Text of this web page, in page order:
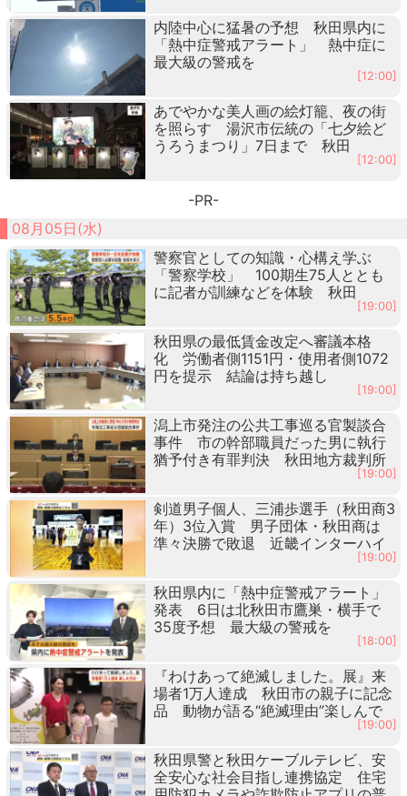
内陸中心に猛暑の予想 秋田県内に
「熱中症警戒アラート」 熱中症に
最大級の警戒を
[12:00]
あでやかな美人画の絵灯籠、夜の街
を照らす 湯沢市伝統の「七夕絵ど
うろうまつり」7日まで 秋田
[12:00]
-PR-
08月05日(水)
警察官としての知識・心構え学ぶ
「警察学校」 100期生75人ととも
に記者が訓練などを体験 秋田
[19:00]
秋田県の最低賃金改定へ審議本格
化 労働者側1151円・使用者側1072
円を提示 結論は持ち越し
[19:00]
潟上市発注の公共工事巡る官製談合
事件 市の幹部職員だった男に執行
猶予付き有罪判決 秋田地方裁判所
[19:00]
剣道男子個人、三浦歩選手（秋田商3
年）3位入賞 男子団体・秋田商は
準々決勝で敗退 近畿インターハイ
[19:00]
秋田県内に「熱中症警戒アラート」
発表 6日は北秋田市鷹巣・横手で
35度予想 最大級の警戒を
[18:00]
『わけあって絶滅しました。展』来
場者1万人達成 秋田市の親子に記念
品 動物が語る“絶滅理由”楽しんで
[19:00]
秋田県警と秋田ケーブルテレビ、安
全安心な社会目指し連携協定 住宅